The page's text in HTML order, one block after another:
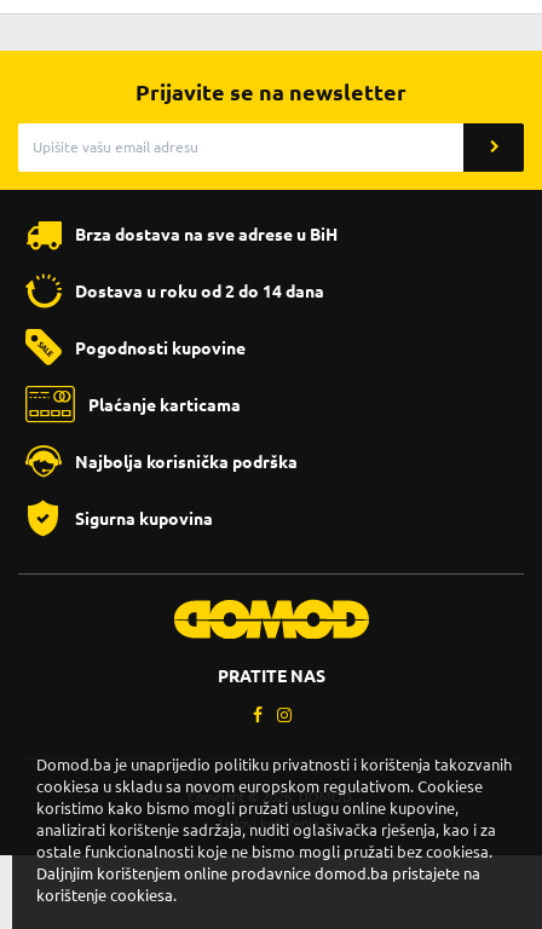
Prijavite se na newsletter
Brza dostava na sve adrese u BiH
Dostava u roku od 2 do 14 dana
Pogodnosti kupovine
Plaćanje karticama
Najbolja korisnička podrška
Sigurna kupovina
PRATITE NAS
Copyright © 2026. DOMOD.
Uslovi korištenja
Domod.ba je unaprijedio politiku privatnosti i korištenja takozvanih
cookiesa u skladu sa novom europskom regulativom. Cookiese
koristimo kako bismo mogli pružati uslugu online kupovine,
analizirati korištenje sadržaja, nuditi oglašivačka rješenja, kao i za
ostale funkcionalnosti koje ne bismo mogli pružati bez cookiesa.
Daljnjim korištenjem online prodavnice domod.ba pristajete na
korištenje cookiesa.